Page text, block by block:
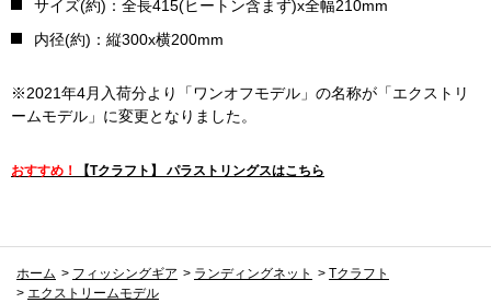
サイズ(約)：全長415(ヒートン含まず)x全幅210mm
内径(約)：縦300x横200mm
※2021年4月入荷分より「ワンオフモデル」の名称が「エクストリ
ームモデル」に変更となりました。
おすすめ！ 【Tクラフト】 パラストリングスはこちら
ホーム > フィッシングギア > ランディングネット > Tクラフト
> エクストリームモデル